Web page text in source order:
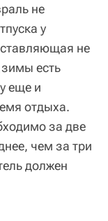
не
у
не
есть
еще и
отдыха.
за две
чем за три
должен